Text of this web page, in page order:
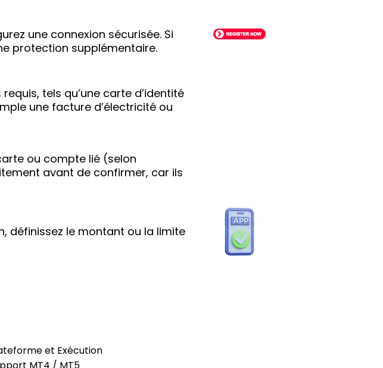
une connexion sécurisée. Si
protection supplémentaire.
tels qu’une carte d’identité
une facture d’électricité ou
ou compte lié (selon
avant de confirmer, car ils
définissez le montant ou la limite
et Exécution
MT4 / MT5